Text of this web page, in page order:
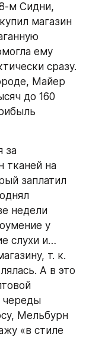
м Сидни,
магазин
ему
сразу.
Майер
до 160
за
тканей на
заплатил
недели
у
слухи и…
т. к.
А в это
череды
Мельбурн
«в стиле